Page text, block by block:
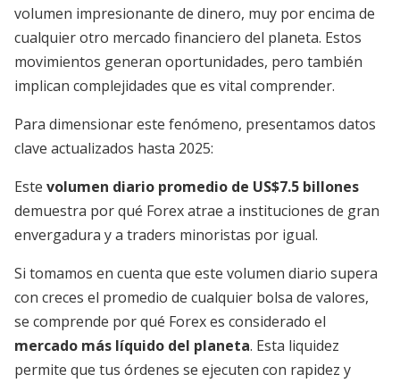
volumen impresionante de dinero, muy por encima de
cualquier otro mercado financiero del planeta. Estos
movimientos generan oportunidades, pero también
implican complejidades que es vital comprender.
Para dimensionar este fenómeno, presentamos datos
clave actualizados hasta 2025:
Este volumen diario promedio de US$7.5 billones
demuestra por qué Forex atrae a instituciones de gran
envergadura y a traders minoristas por igual.
Si tomamos en cuenta que este volumen diario supera
con creces el promedio de cualquier bolsa de valores,
se comprende por qué Forex es considerado el
mercado más líquido del planeta. Esta liquidez
permite que tus órdenes se ejecuten con rapidez y